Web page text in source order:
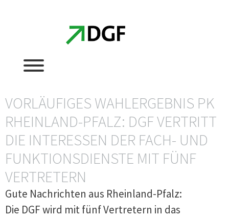
VORLÄUFIGES WAHLERGEBNIS PK
RHEINLAND-PFALZ: DGF VERTRITT
DIE INTERESSEN DER FACH- UND
FUNKTIONSDIENSTE MIT FÜNF
VERTRETERN
Gute Nachrichten aus Rheinland-Pfalz:
Die DGF wird mit fünf Vertretern in das